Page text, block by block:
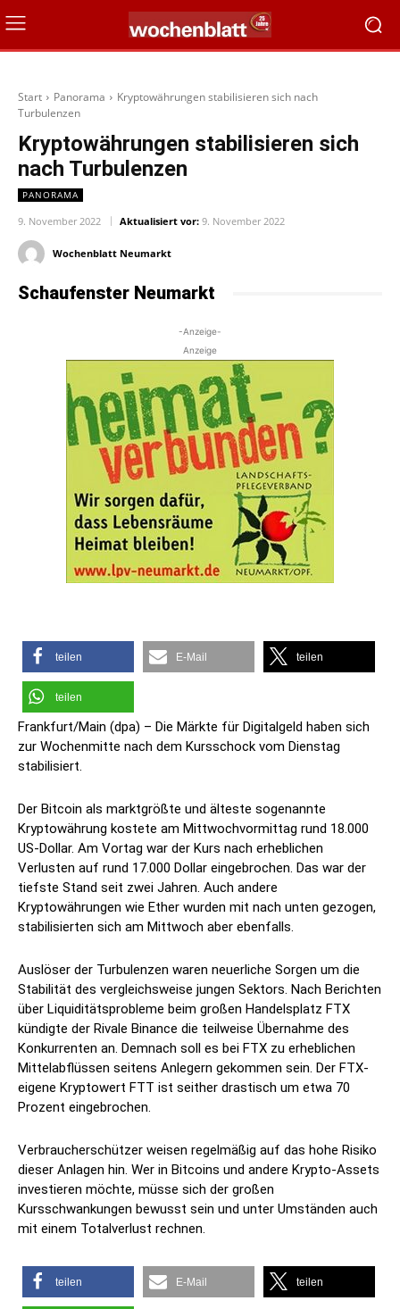
Start Panorama
Kryptowährungen stabilisieren sich nach
Turbulenzen
Kryptowährungen stabilisieren sich
nach Turbulenzen
PANORAMA
9. November 2022 Aktualisiert vor: 9. November 2022
Wochenblatt Neumarkt
Schaufenster Neumarkt
-Anzeige-
Anzeige
teilen E-Mail teilen
teilen
Frankfurt/Main (dpa) – Die Märkte für Digitalgeld haben sich
zur Wochenmitte nach dem Kursschock vom Dienstag
stabilisiert.
Der Bitcoin als marktgrößte und älteste sogenannte
Kryptowährung kostete am Mittwochvormittag rund 18.000
US-Dollar. Am Vortag war der Kurs nach erheblichen
Verlusten auf rund 17.000 Dollar eingebrochen. Das war der
tiefste Stand seit zwei Jahren. Auch andere
Kryptowährungen wie Ether wurden mit nach unten gezogen,
stabilisierten sich am Mittwoch aber ebenfalls.
Auslöser der Turbulenzen waren neuerliche Sorgen um die
Stabilität des vergleichsweise jungen Sektors. Nach Berichten
über Liquiditätsprobleme beim großen Handelsplatz FTX
kündigte der Rivale Binance die teilweise Übernahme des
Konkurrenten an. Demnach soll es bei FTX zu erheblichen
Mittelabflüssen seitens Anlegern gekommen sein. Der FTX-
eigene Kryptowert FTT ist seither drastisch um etwa 70
Prozent eingebrochen.
Verbraucherschützer weisen regelmäßig auf das hohe Risiko
dieser Anlagen hin. Wer in Bitcoins und andere Krypto-Assets
investieren möchte, müsse sich der großen
Kursschwankungen bewusst sein und unter Umständen auch
mit einem Totalverlust rechnen.
teilen E-Mail teilen